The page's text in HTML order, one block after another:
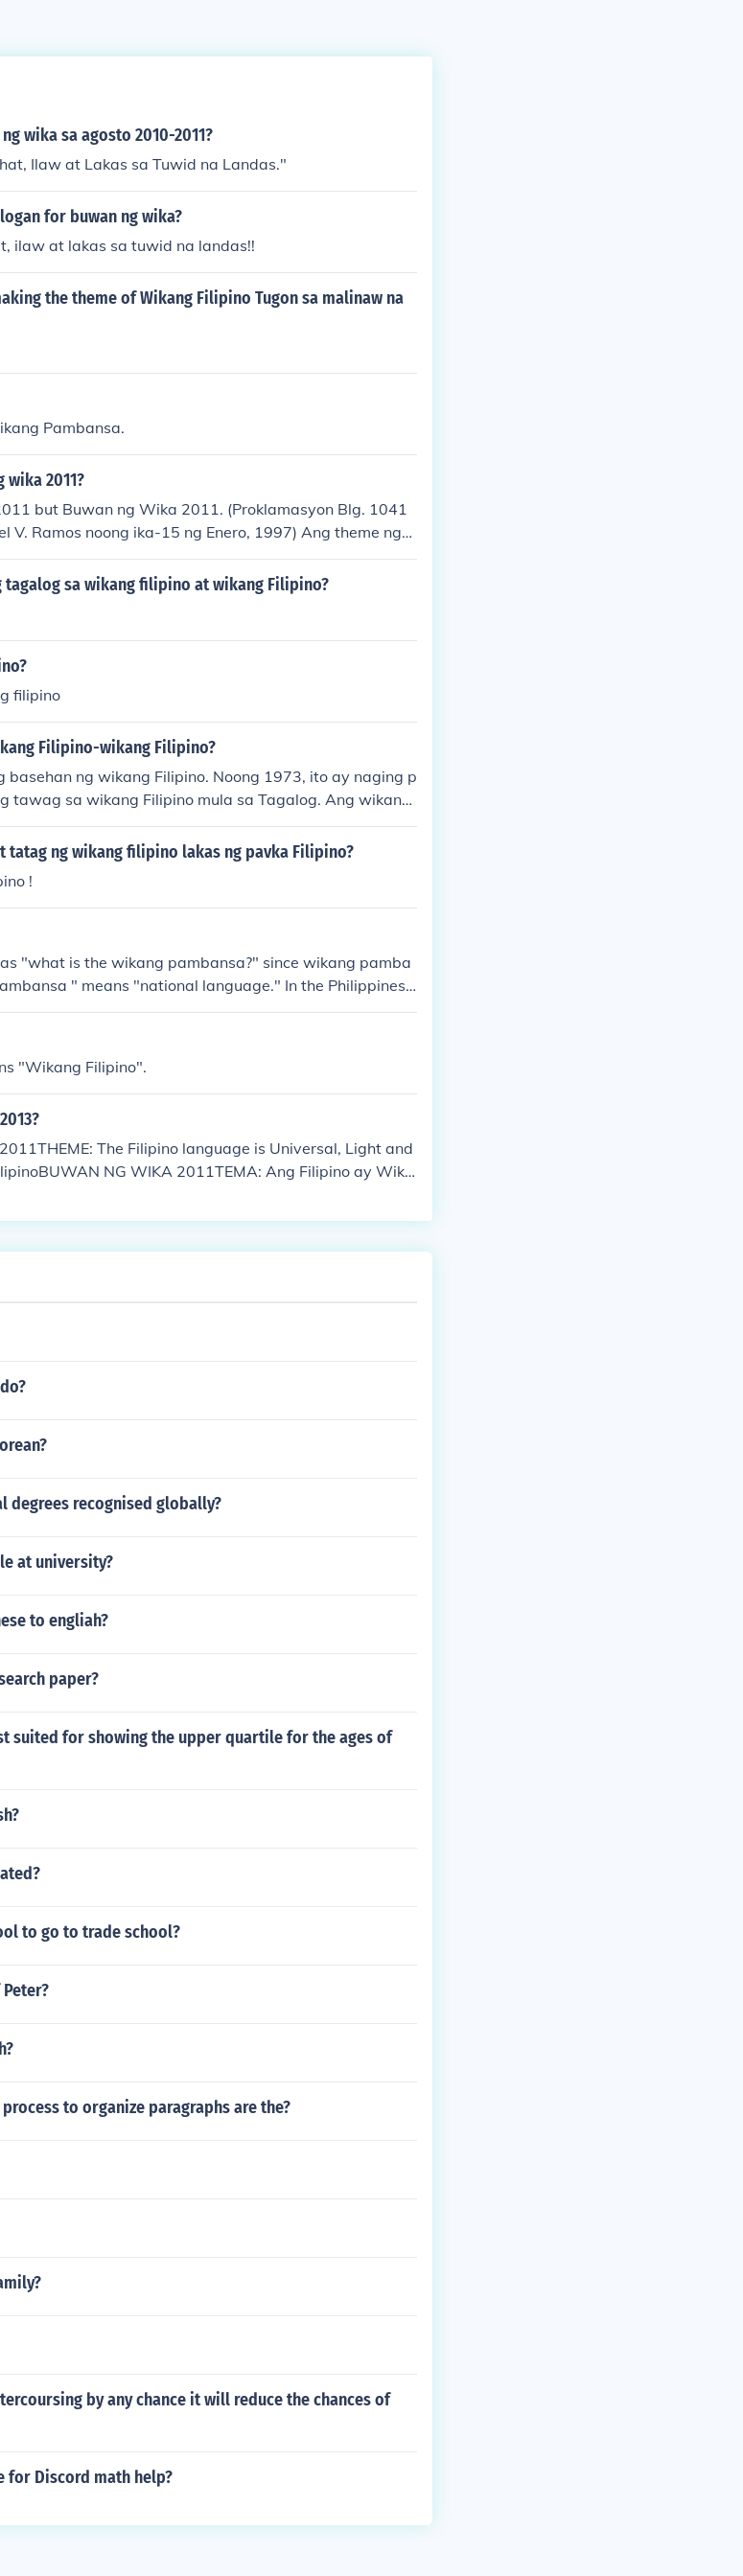
wika sa agosto 2010-2011?
Ilaw at Lakas sa Tuwid na Landas."
for buwan ng wika?
ilaw at lakas sa tuwid na landas!!
the theme of Wikang Filipino Tugon sa malinaw na
Pambansa.
2011?
but Buwan ng Wika 2011. (Proklamasyon Blg. 1041
V. Ramos noong ika-15 ng Enero, 1997) Ang theme nga
ay Panlahat, Ilaw at Lakas sa Tuwid na Landas"
tagalog sa wikang filipino at wikang Filipino?
filipino
Filipino-wikang Filipino?
ng wikang Filipino. Noong 1973, ito ay naging p
tawag sa wikang Filipino mula sa Tagalog. Ang wikang
ng mga salita at kahulugan mula sa iba't ibang wika s
tatag ng wikang filipino lakas ng pavka Filipino?
!
"what is the wikang pambansa?" since wikang pamba
" means "national language." In the Philippines,
"Wikang Filipino".
The Filipino language is Universal, Light and
NG WIKA 2011TEMA: Ang Filipino ay Wika
degrees recognised globally?
at university?
to engliah?
paper?
suited for showing the upper quartile for the ages of
to go to trade school?
to organize paragraphs are the?
by any chance it will reduce the chances of
for Discord math help?